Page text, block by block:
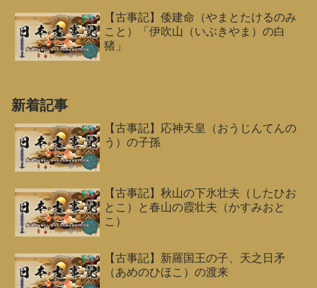
【古事記】倭建命（やまとたけるのみ
こと）「伊吹山（いぶきやま）の白
猪」
新着記事
【古事記】応神天皇（おうじんてんの
う）の子孫
【古事記】秋山の下氷壮夫（したひお
とこ）と春山の霞壮夫（かすみおと
こ）
【古事記】新羅国王の子、天之日矛
（あめのひほこ）の渡来